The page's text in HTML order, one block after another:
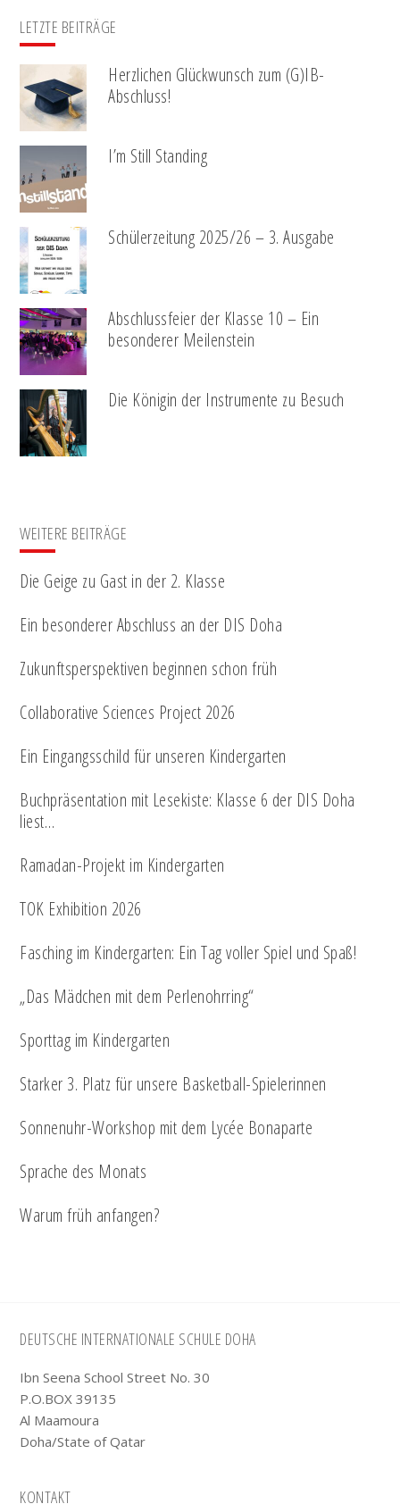
LETZTE BEITRÄGE
Herzlichen Glückwunsch zum (G)IB-
Abschluss!
I’m Still Standing
Schülerzeitung 2025/26 – 3. Ausgabe
Abschlussfeier der Klasse 10 – Ein
besonderer Meilenstein
Die Königin der Instrumente zu Besuch
WEITERE BEITRÄGE
Die Geige zu Gast in der 2. Klasse
Ein besonderer Abschluss an der DIS Doha
Zukunftsperspektiven beginnen schon früh
Collaborative Sciences Project 2026
Ein Eingangsschild für unseren Kindergarten
Buchpräsentation mit Lesekiste: Klasse 6 der DIS Doha
liest…
Ramadan-Projekt im Kindergarten
TOK Exhibition 2026
Fasching im Kindergarten: Ein Tag voller Spiel und Spaß!
„Das Mädchen mit dem Perlenohrring“
Sporttag im Kindergarten
Starker 3. Platz für unsere Basketball-Spielerinnen
Sonnenuhr-Workshop mit dem Lycée Bonaparte
Sprache des Monats
Warum früh anfangen?
Footer
DEUTSCHE INTERNATIONALE SCHULE DOHA
Ibn Seena School Street No. 30
P.O.BOX 39135
Al Maamoura
Doha/State of Qatar
KONTAKT